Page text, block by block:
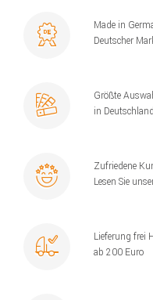
Made in
Deutscher
Größte
in Deutschland
Zufriedene
Lesen Sie
Lieferung frei
ab 200 Euro